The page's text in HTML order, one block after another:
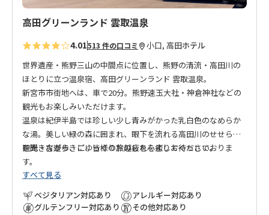
高田グリーンランド 雲取温泉
4.01513 件の口コミ 小口, 高田ホテル
世界遺産・熊野三山の中間点に位置し、熊野の清流・高田川の
ほとりに立つ温泉宿、高田グリーンランド 雲取温泉。
新宮市市街地へは、車で20分。熊野速玉大社・神倉神社などの
観光もお楽しみいただけます。
温泉は紀伊半島では珍しい少し青みがかった乳白色のなめらか
な湯。美しい緑の森に囲まれ、眼下を流れる高田川のせせらぎ
を聞きながら、ごゆっくり旅の疲れを癒してください。
観光・古道歩きに、皆様のお越しを心よりお待ちしておりま
す。
すべて見る
ベジタリアン対応あり
グルテンフリー対応あり
アレルギー対応あり
その他対応あり